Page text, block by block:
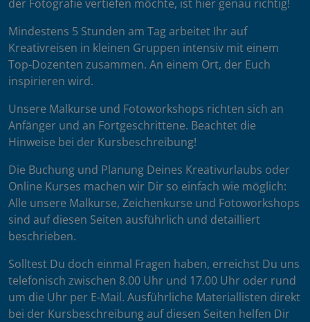
der Fotografie vertiefen möchte, ist hier genau richtig!
Mindestens 5 Stunden am Tag arbeitet Ihr auf
Kreativreisen in kleinen Gruppen intensiv mit einem
Top-Dozenten zusammen. An einem Ort, der Euch
inspirieren wird.
Unsere Malkurse und Fotoworkshops richten sich an
Anfänger und an Fortgeschrittene. Beachtet die
Hinweise bei der Kursbeschreibung!
Die Buchung und Planung Deines Kreativurlaubs oder
Online Kurses machen wir Dir so einfach wie möglich:
Alle unsere Malkurse, Zeichenkurse und Fotoworkshops
sind auf diesen Seiten ausführlich und detailliert
beschrieben.
Solltest Du doch einmal Fragen haben, erreichst Du uns
telefonisch zwischen 8.00 Uhr und 17.00 Uhr oder rund
um die Uhr per E-Mail. Ausführliche Materiallisten direkt
bei der Kursbeschreibung auf diesen Seiten helfen Dir